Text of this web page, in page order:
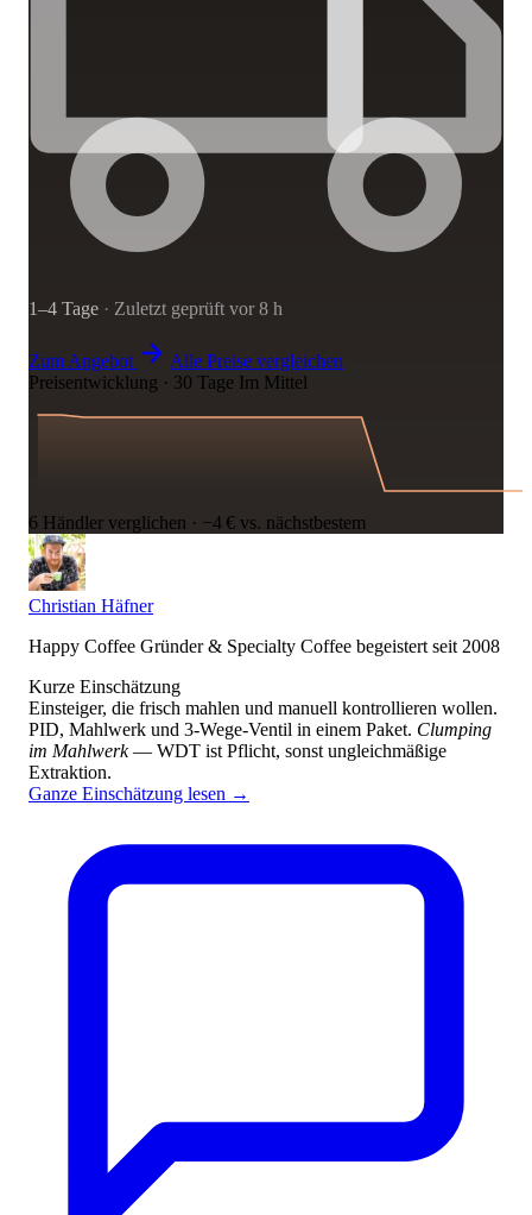
1–4 Tage · Zuletzt geprüft vor 8 h
Zum Angebot
Alle Preise vergleichen
Preisentwicklung · 30 Tage
Im Mittel
6 Händler verglichen · −4 € vs. nächstbestem
Christian Häfner
Happy Coffee Gründer & Specialty Coffee begeistert seit 2008
Kurze Einschätzung
Einsteiger, die frisch mahlen und manuell kontrollieren wollen.
PID, Mahlwerk und 3-Wege-Ventil in einem Paket. Clumping
im Mahlwerk— WDT ist Pflicht, sonst ungleichmäßige
Extraktion.
Ganze Einschätzung lesen →